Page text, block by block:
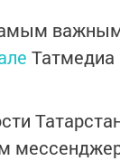
Татмедиа